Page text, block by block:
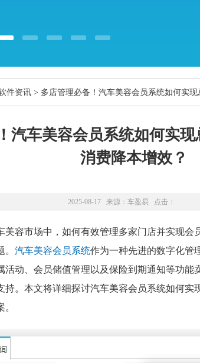
件资讯 > 多店管理必备！汽车美容会员系统如何实
汽车美容会员系统如何实
消费降本增效？
2025-08-17 来源： 车盈易 点击：
美容市场中，如何有效管理多家门店并实现会
汽车美容会员系统作为一种先进的数字化管
活动、会员储值管理以及保险到期通知等功
持。本文将详细探讨汽车美容会员系统如何实